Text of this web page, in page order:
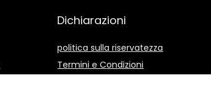
Dichiarazioni
politica sulla riservatezza
Termini e Condizioni